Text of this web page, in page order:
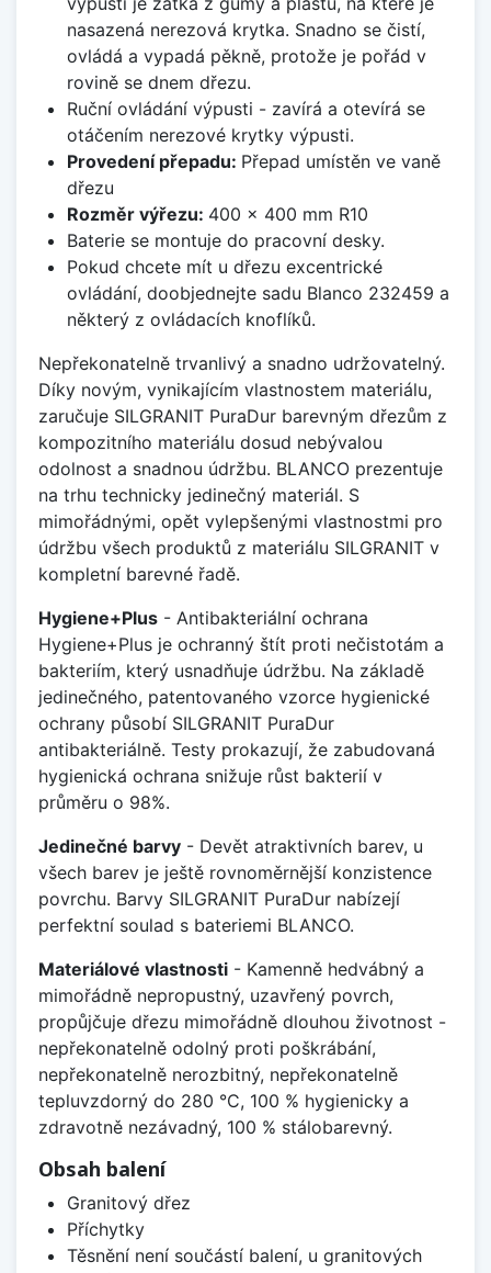
nasazená nerezová krytka. Snadno se čistí,
ovládá a vypadá pěkně, protože je pořád v
rovině se dnem dřezu.
Ruční ovládání výpusti - zavírá a otevírá se
otáčením nerezové krytky výpusti.
Provedení přepadu: Přepad umístěn ve vaně
dřezu
Rozměr výřezu: 400 x 400 mm R10
Baterie se montuje do pracovní desky.
Pokud chcete mít u dřezu excentrické
ovládání, doobjednejte sadu Blanco 232459 a
některý z ovládacích knoflíků.
Nepřekonatelně trvanlivý a snadno udržovatelný.
Díky novým, vynikajícím vlastnostem materiálu,
zaručuje SILGRANIT PuraDur barevným dřezům z
kompozitního materiálu dosud nebývalou
odolnost a snadnou údržbu. BLANCO prezentuje
na trhu technicky jedinečný materiál. S
mimořádnými, opět vylepšenými vlastnostmi pro
údržbu všech produktů z materiálu SILGRANIT v
kompletní barevné řadě.
Hygiene+Plus - Antibakteriální ochrana
Hygiene+Plus je ochranný štít proti nečistotám a
bakteriím, který usnadňuje údržbu. Na základě
jedinečného, patentovaného vzorce hygienické
ochrany působí SILGRANIT PuraDur
antibakteriálně. Testy prokazují, že zabudovaná
hygienická ochrana snižuje růst bakterií v
průměru o 98%.
Jedinečné barvy - Devět atraktivních barev, u
všech barev je ještě rovnoměrnější konzistence
povrchu. Barvy SILGRANIT PuraDur nabízejí
perfektní soulad s bateriemi BLANCO.
Materiálové vlastnosti - Kamenně hedvábný a
mimořádně nepropustný, uzavřený povrch,
propůjčuje dřezu mimořádně dlouhou životnost -
nepřekonatelně odolný proti poškrábání,
nepřekonatelně nerozbitný, nepřekonatelně
tepluvzdorný do 280 °C, 100 % hygienicky a
zdravotně nezávadný, 100 % stálobarevný.
Obsah balení
Granitový dřez
Příchytky
Těsnění není součástí balení, u granitových